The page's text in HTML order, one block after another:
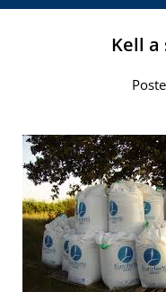
Kell a